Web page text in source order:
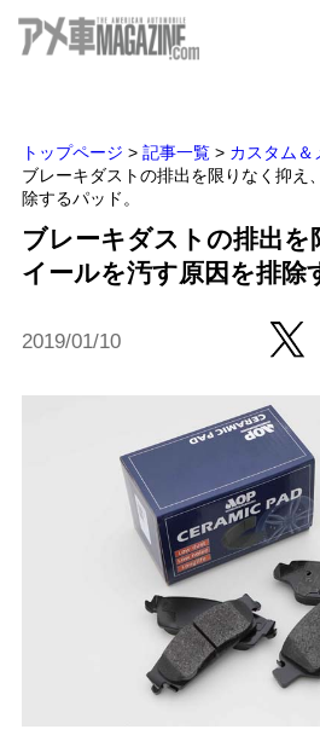
トップページ > 記事一覧 > カスタム＆
ブレーキダストの排出を限りなく抑え
除するパッド。
ブレーキダストの排出を
イールを汚す原因を排除
2019/01/10